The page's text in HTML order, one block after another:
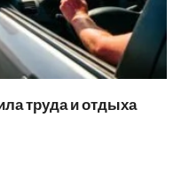
труда и отдыха